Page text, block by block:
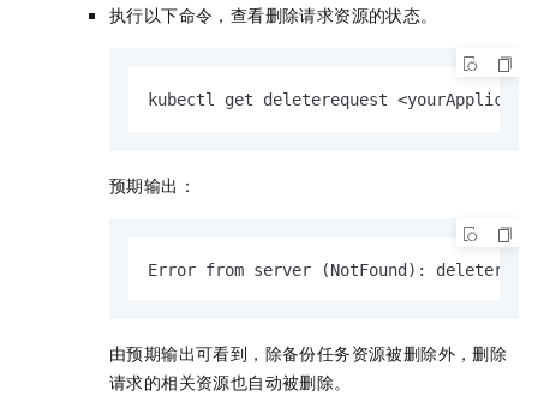
执行以下命令，查看删除请求资源的状态。
kubectl get deleterequest
预期输出：
Error from server (NotFound):
由预期输出可看到，除备份任务资源被删除外，删除
请求的相关资源也自动被删除。